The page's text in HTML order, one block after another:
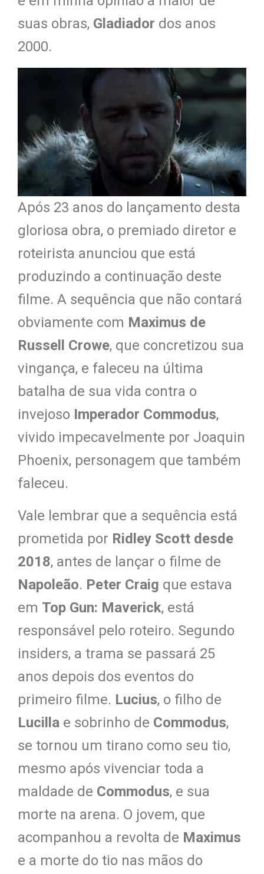
suas obras, Gladiador dos anos
2000.
Após 23 anos do lançamento desta
gloriosa obra, o premiado diretor e
roteirista anunciou que está
produzindo a continuação deste
filme. A sequência que não contará
obviamente com Maximus de
Russell Crowe, que concretizou sua
vingança, e faleceu na última
batalha de sua vida contra o
invejoso Imperador Commodus,
vivido impecavelmente por Joaquin
Phoenix, personagem que também
faleceu.
Vale lembrar que a sequência está
prometida por Ridley Scott desde
2018, antes de lançar o filme de
Napoleão. Peter Craig que estava
em Top Gun: Maverick, está
responsável pelo roteiro. Segundo
insiders, a trama se passará 25
anos depois dos eventos do
primeiro filme. Lucius, o filho de
Lucilla e sobrinho de Commodus,
se tornou um tirano como seu tio,
mesmo após vivenciar toda a
maldade de Commodus, e sua
morte na arena. O jovem, que
acompanhou a revolta de Maximus
e a morte do tio nas mãos do